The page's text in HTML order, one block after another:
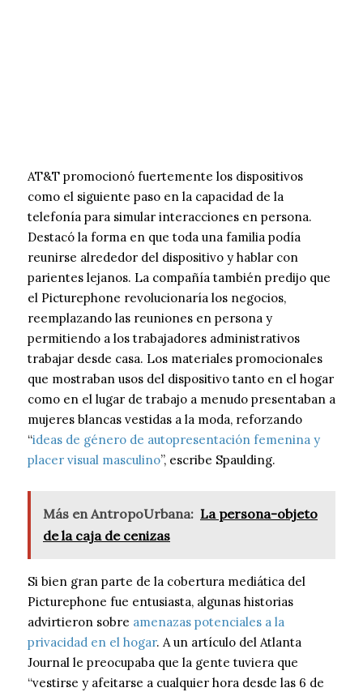
AT&T promocionó fuertemente los dispositivos
como el siguiente paso en la capacidad de la
telefonía para simular interacciones en persona.
Destacó la forma en que toda una familia podía
reunirse alrededor del dispositivo y hablar con
parientes lejanos. La compañía también predijo que
el Picturephone revolucionaría los negocios,
reemplazando las reuniones en persona y
permitiendo a los trabajadores administrativos
trabajar desde casa. Los materiales promocionales
que mostraban usos del dispositivo tanto en el hogar
como en el lugar de trabajo a menudo presentaban a
mujeres blancas vestidas a la moda, reforzando
“ideas de género de autopresentación femenina y
placer visual masculino”, escribe Spaulding.
Más en AntropoUrbana: La persona-objeto
de la caja de cenizas
Si bien gran parte de la cobertura mediática del
Picturephone fue entusiasta, algunas historias
advirtieron sobre amenazas potenciales a la
privacidad en el hogar. A un artículo del Atlanta
Journal le preocupaba que la gente tuviera que
“vestirse y afeitarse a cualquier hora desde las 6 de